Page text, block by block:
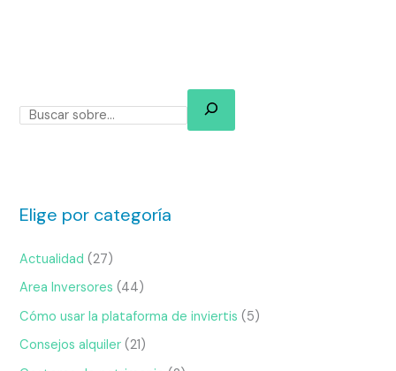
Elige por categoría
Actualidad (27)
Area Inversores (44)
Cómo usar la plataforma de inviertis (5)
Consejos alquiler (21)